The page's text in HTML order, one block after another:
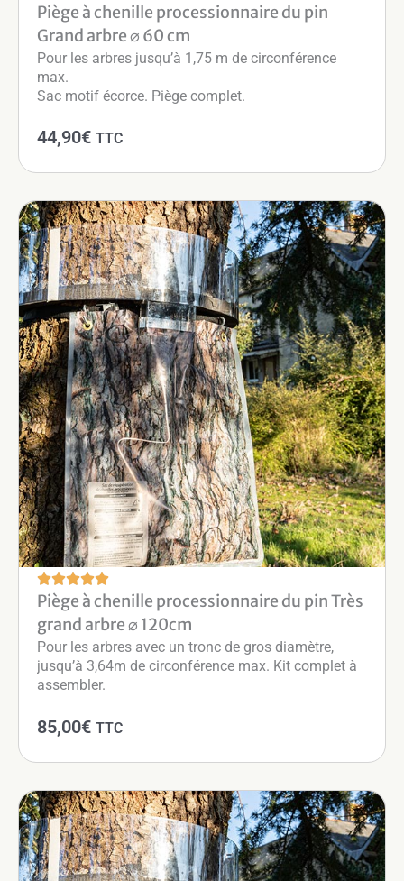
Piège à chenille processionnaire du pin
Grand arbre ⌀ 60 cm
Pour les arbres jusqu’à 1,75 m de circonférence
max.
Sac motif écorce. Piège complet.
44,90€ TTC
Piège à chenille processionnaire du pin Très
grand arbre ⌀ 120cm
Pour les arbres avec un tronc de gros diamètre,
jusqu’à 3,64m de circonférence max. Kit complet à
assembler.
85,00€ TTC